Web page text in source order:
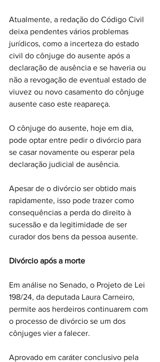
Atualmente, a redação do Código Civil
deixa pendentes vários problemas
jurídicos, como a incerteza do estado
civil do cônjuge do ausente após a
declaração de ausência e se haveria ou
não a revogação de eventual estado de
viuvez ou novo casamento do cônjuge
ausente caso este reapareça.
O cônjuge do ausente, hoje em dia,
pode optar entre pedir o divórcio para
se casar novamente ou esperar pela
declaração judicial de ausência.
Apesar de o divórcio ser obtido mais
rapidamente, isso pode trazer como
consequências a perda do direito à
sucessão e da legitimidade de ser
curador dos bens da pessoa ausente.
Divórcio após a morte
Em análise no Senado, o Projeto de Lei
198/24, da deputada Laura Carneiro,
permite aos herdeiros continuarem com
o processo de divórcio se um dos
cônjuges vier a falecer.
Aprovado em caráter conclusivo pela